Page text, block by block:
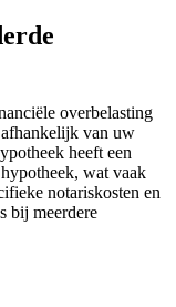
overbelasting
afhankelijk van uw
heeft een
wat vaak
notariskosten en
bij meerdere